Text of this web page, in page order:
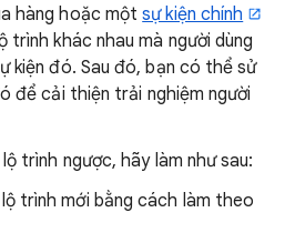
hàng hoặc mộtsự kiện chính
trình khác nhau mà người dùng
kiện đó. Sau đó, bạn có thể sử
để cải thiện trải nghiệm người
trình ngược, hãy làm như sau:
trình mới bằng cách làm theo